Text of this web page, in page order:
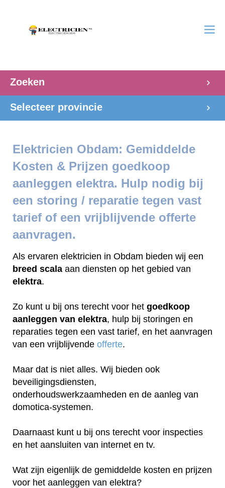
Zoeken
Selecteer provincie
Elektricien Obdam: Gemiddelde
Kosten & Prijzen goedkoop
aanleggen elektra. Hulp nodig bij
een storing / reparatie tegen vast
tarief of een vrijblijvende offerte
aanvragen.
Als ervaren elektricien in Obdam bieden wij een
breed scala aan diensten op het gebied van
elektra.
Zo kunt u bij ons terecht voor het goedkoop
aanleggen van elektra, hulp bij storingen en
reparaties tegen een vast tarief, en het aanvragen
van een vrijblijvende offerte.
Maar dat is niet alles. Wij bieden ook
beveiligingsdiensten,
onderhoudswerkzaamheden en de aanleg van
domotica-systemen.
Daarnaast kunt u bij ons terecht voor inspecties
en het aansluiten van internet en tv.
Wat zijn eigenlijk de gemiddelde kosten en prijzen
voor het aanleggen van elektra?